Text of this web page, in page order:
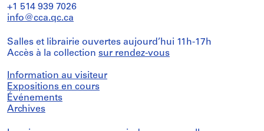
+1 514 939 7026
info@cca.qc.ca
Salles et librairie ouvertes aujourd’hui 11h-17h
Accès à la collection sur rendez-vous
Information au visiteur
Expositions en cours
Événements
Archives